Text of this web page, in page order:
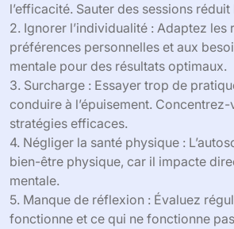
l’efficacité. Sauter des sessions
2. Ignorer l’individualité : Adaptez les
préférences personnelles et aux
mentale pour des résultats optimaux.
3. Surcharge : Essayer trop de
conduire à l’épuisement.
stratégies efficaces.
4. Négliger la santé physique :
bien-être physique, car il impacte
mentale.
5. Manque de réflexion : Évaluez
fonctionne et ce qui ne fonctionne